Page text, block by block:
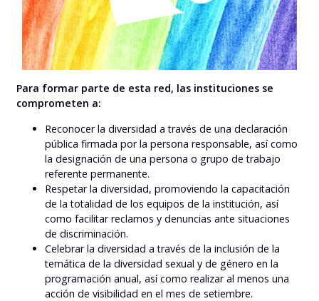
Para formar parte de esta red, las instituciones se
comprometen a:
Reconocer la diversidad a través de una declaración
pública firmada por la persona responsable, así como
la designación de una persona o grupo de trabajo
referente permanente.
Respetar la diversidad, promoviendo la capacitación
de la totalidad de los equipos de la institución, así
como facilitar reclamos y denuncias ante situaciones
de discriminación.
Celebrar la diversidad a través de la inclusión de la
temática de la diversidad sexual y de género en la
programación anual, así como realizar al menos una
acción de visibilidad en el mes de setiembre.